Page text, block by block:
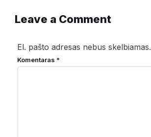
Leave a Comment
El. pašto adresas nebus skelbiamas.
Komentaras *